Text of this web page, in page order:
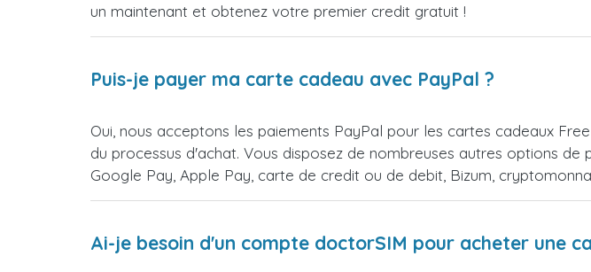
un maintenant et obtenez votre premier credit gratuit !
Puis-je payer ma carte cadeau avec PayPal ?
Oui, nous acceptons les paiements PayPal pour les cartes cadeaux
du processus d'achat. Vous disposez de nombreuses autres options
Google Pay, Apple Pay, carte de credit ou de debit, Bizum,
Ai-je besoin d'un compte doctorSIM pour acheter une